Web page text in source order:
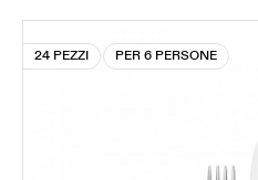
24 PEZZI PER 6 PERSONE